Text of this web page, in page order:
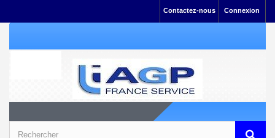
Connexion
Contactez-nous